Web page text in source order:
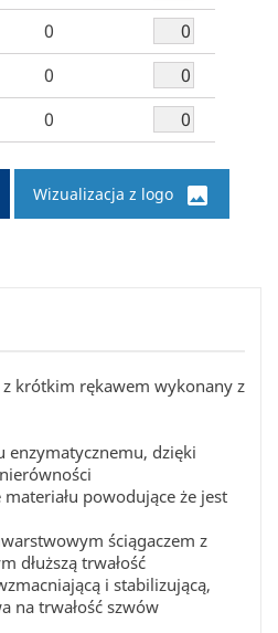
0
0
0
Wizualizacja z logo

krótkim rękawem wykonany z
enzymatycznemu, dzięki
powodujące że jest
ściągaczem z
dłuższą trwałość
i stabilizującą,
na trwałość szwów